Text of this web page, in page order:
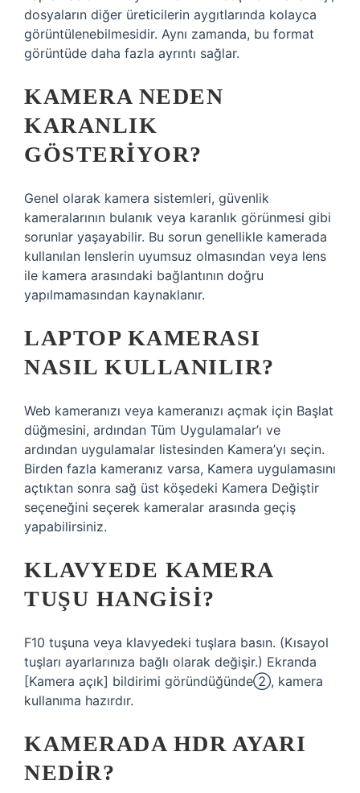
dosyaların diğer üreticilerin aygıtlarında kolayca
görüntülenebilmesidir. Aynı zamanda, bu format
görüntüde daha fazla ayrıntı sağlar.
KAMERA NEDEN
KARANLIK
GÖSTERIYOR?
Genel olarak kamera sistemleri, güvenlik
kameralarının bulanık veya karanlık görünmesi gibi
sorunlar yaşayabilir. Bu sorun genellikle kamerada
kullanılan lenslerin uyumsuz olmasından veya lens
ile kamera arasındaki bağlantının doğru
yapılmamasından kaynaklanır.
LAPTOP KAMERASI
NASIL KULLANILIR?
Web kameranızı veya kameranızı açmak için Başlat
düğmesini, ardından Tüm Uygulamalar’ı ve
ardından uygulamalar listesinden Kamera’yı seçin.
Birden fazla kameranız varsa, Kamera uygulamasını
açtıktan sonra sağ üst köşedeki Kamera Değiştir
seçeneğini seçerek kameralar arasında geçiş
yapabilirsiniz.
KLAVYEDE KAMERA
TUŞU HANGISI?
F10 tuşuna veya klavyedeki tuşlara basın. (Kısayol
tuşları ayarlarınıza bağlı olarak değişir.) Ekranda
[Kamera açık] bildirimi göründüğünde②, kamera
kullanıma hazırdır.
KAMERADA HDR AYARI
NEDIR?